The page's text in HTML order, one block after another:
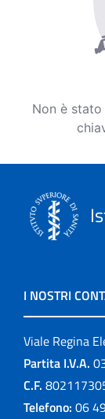
Non è
I NOSTRI
Viale Regina
Partita I.V.A.
C.F.
Telefono: 06